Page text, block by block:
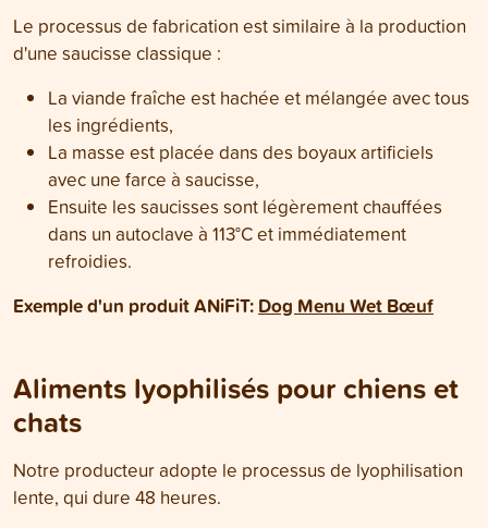
Le processus de fabrication est similaire à la production
d'une saucisse classique :
La viande fraîche est hachée et mélangée avec tous
les ingrédients,
La masse est placée dans des boyaux artificiels
avec une farce à saucisse,
Ensuite les saucisses sont légèrement chauffées
dans un autoclave à 113°C et immédiatement
refroidies.
Exemple d'un produit ANiFiT: Dog Menu Wet Bœuf
Aliments lyophilisés pour chiens et
chats
Notre producteur adopte le processus de lyophilisation
lente, qui dure 48 heures.